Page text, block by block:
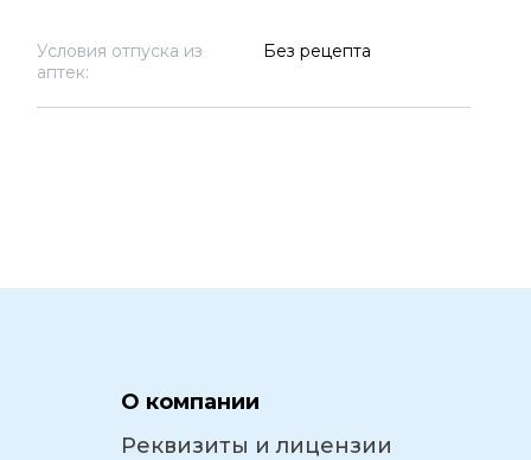
Условия отпуска из
аптек:
Без рецепта
О компании
Реквизиты и лицензии